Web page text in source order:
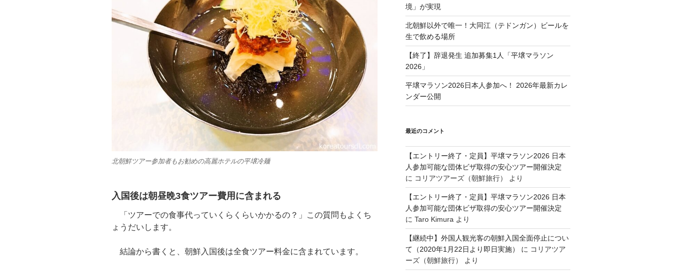
北朝鮮ツアー参加者もお勧めの高麗ホテルの平壌冷麺
入国後は朝昼晩3食ツアー費用に含まれる
「ツアーでの食事代っていくらくらいかかるの？」この質問もよくち
ょうだいします。
結論から書くと、朝鮮入国後は全食ツアー料金に含まれています。
境」が実現
北朝鮮以外で唯一！大同江（テドンガン）ビールを
生で飲める場所
【終了】辞退発生 追加募集1人「平壌マラソン
2026」
平壌マラソン2026日本人参加へ！ 2026年最新カレ
ンダー公開
最近のコメント
【エントリー終了・定員】平壌マラソン2026 日本
人参加可能な団体ビザ取得の安心ツアー開催決定
に コリアツアーズ（朝鮮旅行） より
【エントリー終了・定員】平壌マラソン2026 日本
人参加可能な団体ビザ取得の安心ツアー開催決定
に Taro Kimura より
【継続中】外国人観光客の朝鮮入国全面停止につい
て（2020年1月22日より即日実施）
に コリアツア
ーズ（朝鮮旅行）
より